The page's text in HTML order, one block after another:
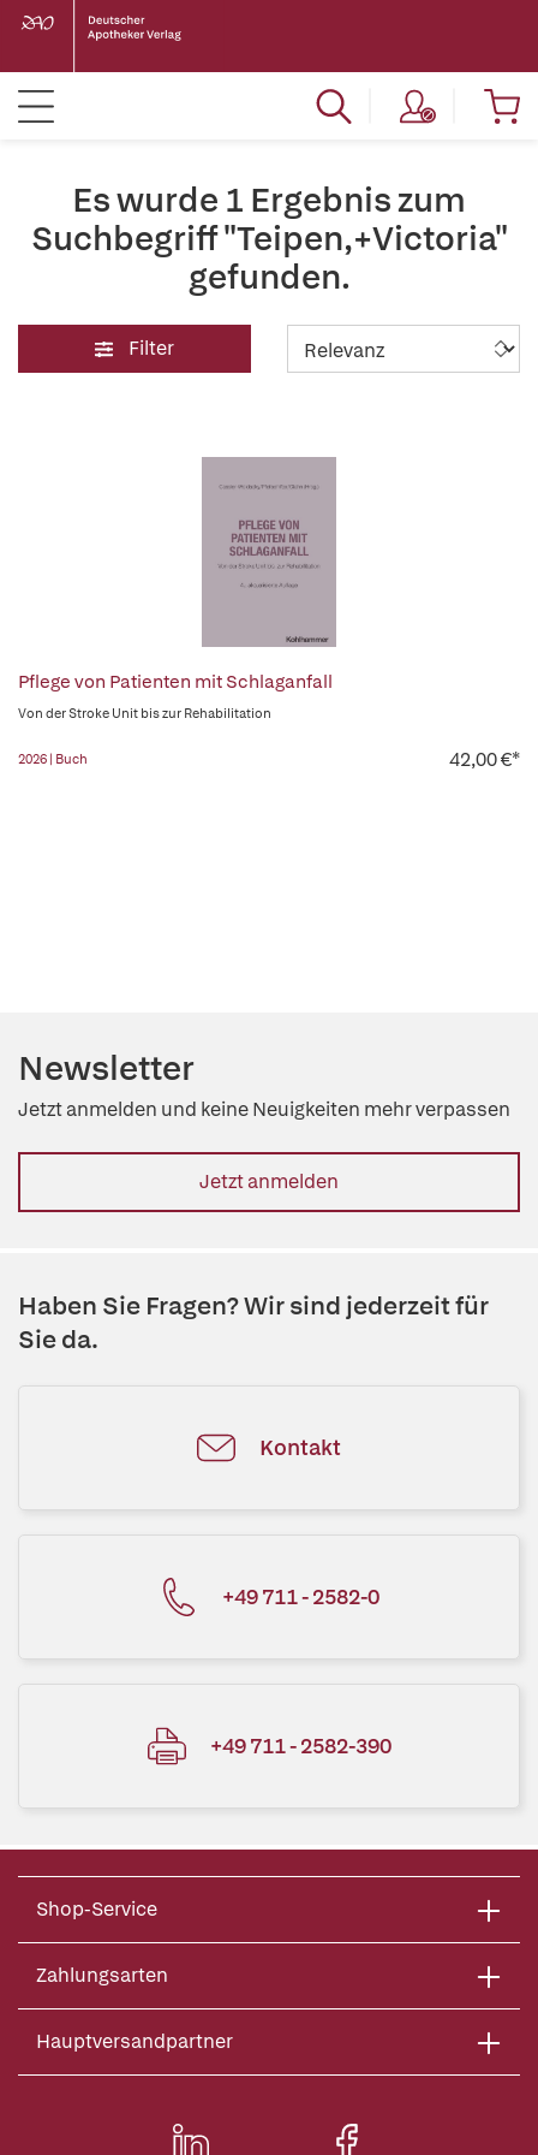
Es wurde 1 Ergebnis zum
Suchbegriff "Teipen,+Victoria"
gefunden.
Filter
Pflege von Patienten mit Schlaganfall
Von der Stroke Unit bis zur Rehabilitation
2026 | Buch 42,00 €*
Newsletter
Jetzt anmelden und keine Neuigkeiten mehr verpassen
Jetzt anmelden
Haben Sie Fragen? Wir sind jederzeit für
Sie da.
Kontakt
+49 711 - 2582-0
+49 711 - 2582-390
Shop-Service
Zahlungsarten
Hauptversandpartner